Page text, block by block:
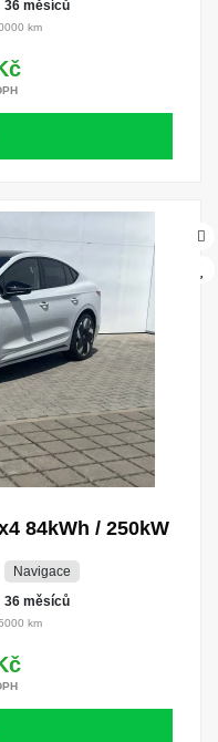
36 měsíců
km
84kWh / 250kW
Navigace
36 měsíců
km